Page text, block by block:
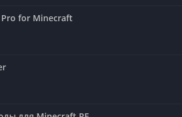
for Minecraft